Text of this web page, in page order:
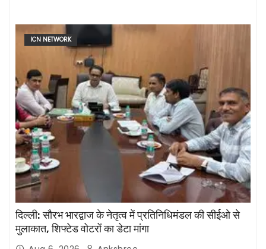
ICN NETWORK
दिल्ली: सौरभ भारद्वाज के नेतृत्व में प्रतिनिधिमंडल की सीईओ से
मुलाकात, शिफ्टेड वोटरों का डेटा मांगा